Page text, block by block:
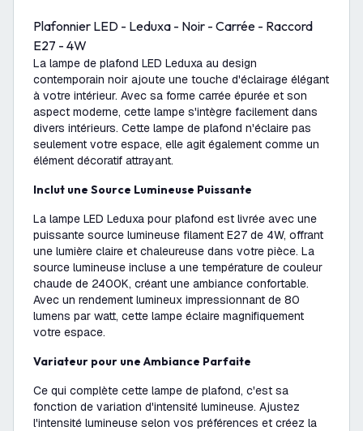
Plafonnier LED - Leduxa - Noir - Carrée - Raccord
E27 - 4W
La lampe de plafond LED Leduxa au design
contemporain noir ajoute une touche d'éclairage élégant
à votre intérieur. Avec sa forme carrée épurée et son
aspect moderne, cette lampe s'intègre facilement dans
divers intérieurs. Cette lampe de plafond n'éclaire pas
seulement votre espace, elle agit également comme un
élément décoratif attrayant.
Inclut une Source Lumineuse Puissante
La lampe LED Leduxa pour plafond est livrée avec une
puissante source lumineuse filament E27 de 4W, offrant
une lumière claire et chaleureuse dans votre pièce. La
source lumineuse incluse a une température de couleur
chaude de 2400K, créant une ambiance confortable.
Avec un rendement lumineux impressionnant de 80
lumens par watt, cette lampe éclaire magnifiquement
votre espace.
Variateur pour une Ambiance Parfaite
Ce qui complète cette lampe de plafond, c'est sa
fonction de variation d'intensité lumineuse. Ajustez
l'intensité lumineuse selon vos préférences et créez la